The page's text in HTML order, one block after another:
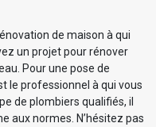
de maison à qui
un projet pour rénover
Pour une pose de
le professionnel à qui vous
de plombiers qualifiés, il
aux normes. N’hésitez pas